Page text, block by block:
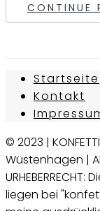
CONTINUE
Startseite
Kontakt
© 2023 |
Wüstenhagen |
liegen bei